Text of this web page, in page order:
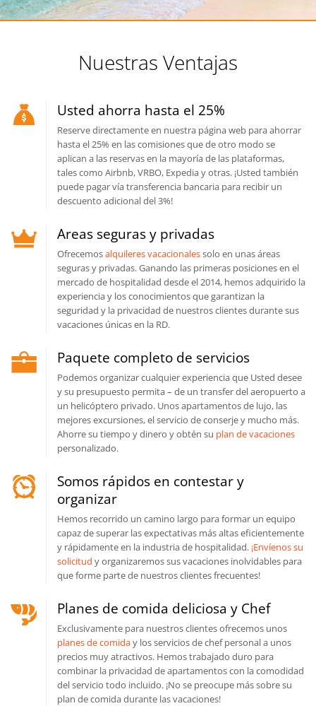
Nuestras Ventajas
Usted ahorra hasta el 25%
Reserve directamente en nuestra página web para ahorrar
hasta el 25% en las comisiones que de otro modo se
aplican a las reservas en la mayoría de las plataformas,
tales como Airbnb, VRBO, Expedia y otras. ¡Usted también
puede pagar vía transferencia bancaria para recibir un
descuento adicional del 3%!
Areas seguras y privadas
Ofrecemosalquileres vacacionalessolo en unas áreas
seguras y privadas. Ganando las primeras posiciones en el
mercado de hospitalidad desde el 2014, hemos adquirido la
experiencia y los conocimientos que garantizan la
seguridad y la privacidad de nuestros clientes durante sus
vacaciones únicas en la RD.
Paquete completo de servicios
Podemos organizar cualquier experiencia que Usted desee
y su presupuesto permita – de un transfer del aeropuerto a
un helicóptero privado. Unos apartamentos de lujo, las
mejores excursiones, el servicio de conserje y mucho más.
Ahorre su tiempo y dinero y obtén su plan de vacaciones
personalizado.
Somos rápidos en contestar y
organizar
Hemos recorrido un camino largo para formar un equipo
capaz de superar las expectativas más altas eficientemente
y rápidamente en la industria de hospitalidad. ¡Envíenos su
solicitud y organizaremos sus vacaciones inolvidables para
que forme parte de nuestros clientes frecuentes!
Planes de comida deliciosa y Chef
Exclusivamente para nuestros clientes ofrecemos unos
planes de comiday los servicios de chef personal a unos
precios muy atractivos. Hemos trabajado duro para
combinar la privacidad de apartamentos con la comodidad
del servicio todo incluido. ¡No se preocupe más sobre su
plan de comida durante las vacaciones!